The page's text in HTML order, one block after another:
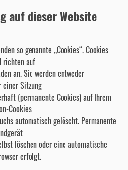
auf dieser Website
so genannte „Cookies“. Cookies
richten auf
an. Sie werden entweder
einer Sitzung
(permanente Cookies) auf Ihrem
Cookies
automatisch gelöscht. Permanente
löschen oder eine automatische
erfolgt.